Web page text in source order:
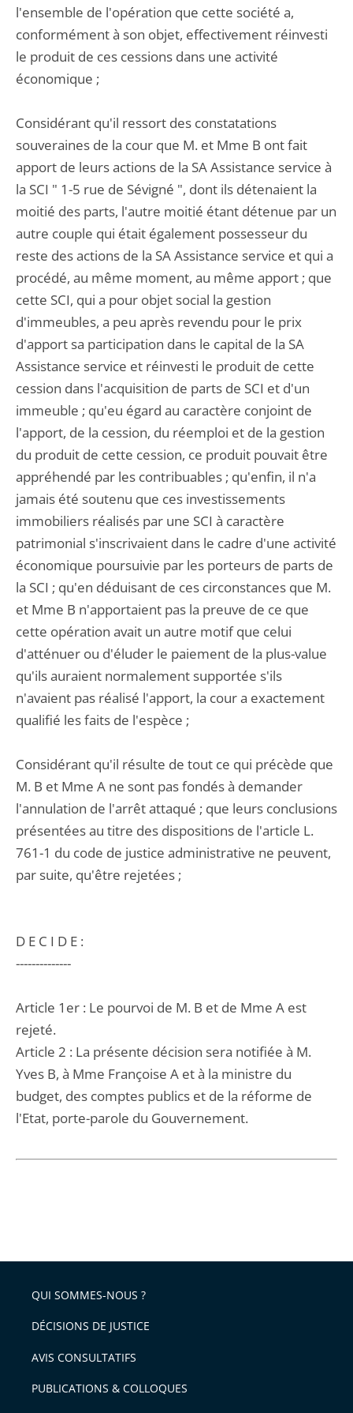
l'ensemble de l'opération que cette société a,
conformément à son objet, effectivement réinvesti
le produit de ces cessions dans une activité
économique ;
Considérant qu'il ressort des constatations
souveraines de la cour que M. et Mme B ont fait
apport de leurs actions de la SA Assistance service à
la SCI " 1-5 rue de Sévigné ", dont ils détenaient la
moitié des parts, l'autre moitié étant détenue par un
autre couple qui était également possesseur du
reste des actions de la SA Assistance service et qui a
procédé, au même moment, au même apport ; que
cette SCI, qui a pour objet social la gestion
d'immeubles, a peu après revendu pour le prix
d'apport sa participation dans le capital de la SA
Assistance service et réinvesti le produit de cette
cession dans l'acquisition de parts de SCI et d'un
immeuble ; qu'eu égard au caractère conjoint de
l'apport, de la cession, du réemploi et de la gestion
du produit de cette cession, ce produit pouvait être
appréhendé par les contribuables ; qu'enfin, il n'a
jamais été soutenu que ces investissements
immobiliers réalisés par une SCI à caractère
patrimonial s'inscrivaient dans le cadre d'une activité
économique poursuivie par les porteurs de parts de
la SCI ; qu'en déduisant de ces circonstances que M.
et Mme B n'apportaient pas la preuve de ce que
cette opération avait un autre motif que celui
d'atténuer ou d'éluder le paiement de la plus-value
qu'ils auraient normalement supportée s'ils
n'avaient pas réalisé l'apport, la cour a exactement
qualifié les faits de l'espèce ;
Considérant qu'il résulte de tout ce qui précède que
M. B et Mme A ne sont pas fondés à demander
l'annulation de l'arrêt attaqué ; que leurs conclusions
présentées au titre des dispositions de l'article L.
761-1 du code de justice administrative ne peuvent,
par suite, qu'être rejetées ;
D E C I D E :
--------------
Article 1er : Le pourvoi de M. B et de Mme A est
rejeté.
Article 2 : La présente décision sera notifiée à M.
Yves B, à Mme Françoise A et à la ministre du
budget, des comptes publics et de la réforme de
l'Etat, porte-parole du Gouvernement.
QUI SOMMES-NOUS ?
DÉCISIONS DE JUSTICE
AVIS CONSULTATIFS
PUBLICATIONS & COLLOQUES